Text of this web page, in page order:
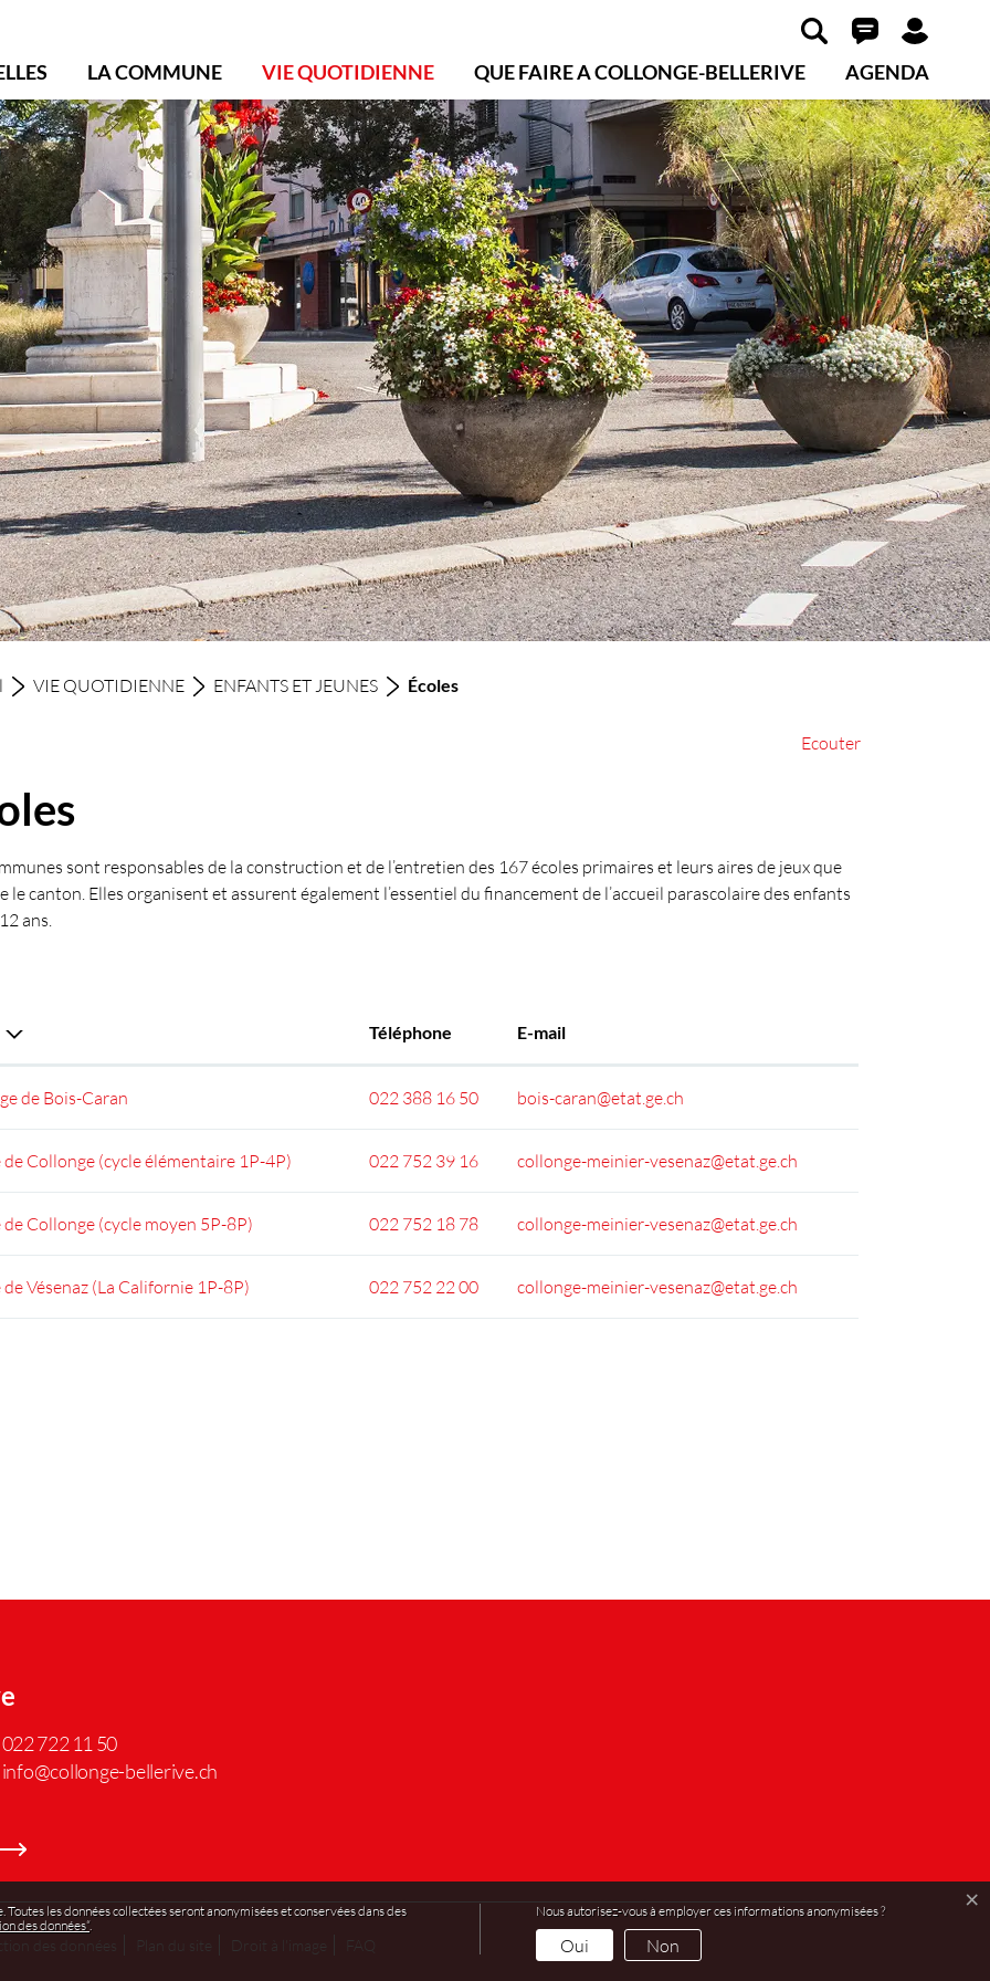
LA COMMUNE VIE QUOTIDIENNE QUE FAIRE A COLLONGE-BELLERIVE AGENDA
VIE QUOTIDIENNE ENFANTS ET JEUNES Écoles(sélectionné)
Ecouter
sont responsables de la construction et de l’entretien des 167 écoles primaires et leurs aires de jeux que
le canton. Elles organisent et assurent également l’essentiel du financement de l’accueil parascolaire des enfants
ans.
Téléphone E-mail
de Bois-Caran 022 388 16 50 bois-caran@etat.ge.ch
de Collonge (cycle élémentaire 1P-4P) 022 752 39 16 collonge-meinier-vesenaz@etat.ge.ch
de Collonge (cycle moyen 5P-8P) 022 752 18 78 collonge-meinier-vesenaz@etat.ge.ch
de Vésenaz (La Californie 1P-8P) 022 752 22 00 collonge-meinier-vesenaz@etat.ge.ch
022 722 11 50
info@collonge-bellerive.ch
des données Plan du site Droit à l'image FAQ
les données collectées seront anonymisées et conservées dans des
des données“.
Nous autorisez-vous à employer ces informations anonymisées ?
Oui Non
×